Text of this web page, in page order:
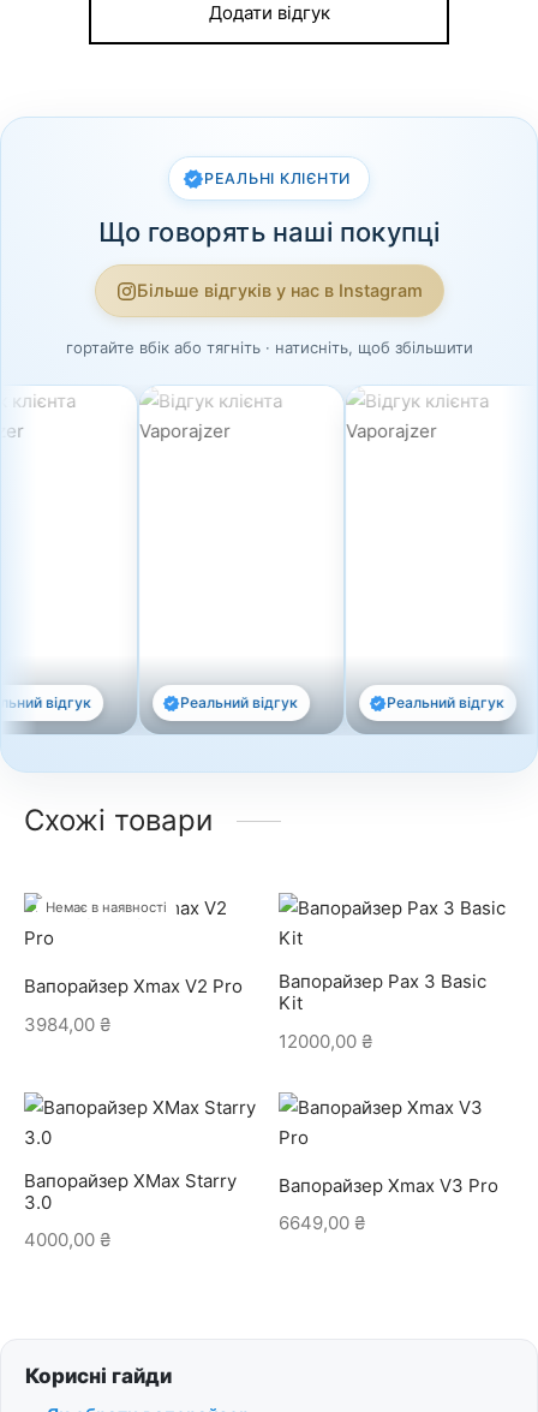
Додати відгук
РЕАЛЬНІ КЛІЄНТИ
Що говорять наші покупці
Більше відгуків у нас в Instagram
гортайте вбік або тягніть · натисніть, щоб збільшити
Реальний відгук Реальний відгук
Схожі товари
Немає в наявності
Вапорайзер Xmax V2 Pro
3984,00 ₴
Вапорайзер Pax 3 Basic
Kit
12000,00 ₴
Вапорайзер XMax Starry
3.0
4000,00 ₴
Вапорайзер Xmax V3 Pro
6649,00 ₴
Корисні гайди